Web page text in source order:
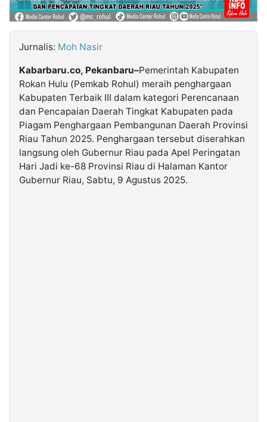
Kabarbaru.co
2026
Jurnalis: Moh Nasir
Kabarbaru.co, Pekanbaru–Pemerintah Kabupaten
Rokan Hulu (Pemkab Rohul) meraih penghargaan
Kabupaten Terbaik III dalam kategori Perencanaan
dan Pencapaian Daerah Tingkat Kabupaten pada
Piagam Penghargaan Pembangunan Daerah Provinsi
Riau Tahun 2025. Penghargaan tersebut diserahkan
langsung oleh Gubernur Riau pada Apel Peringatan
Hari Jadi ke-68 Provinsi Riau di Halaman Kantor
Gubernur Riau, Sabtu, 9 Agustus 2025.